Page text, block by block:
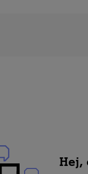
Hej,